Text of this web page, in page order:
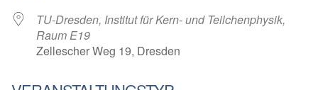
TU-Dresden, Institut für Kern- und Teilchenphysik,
Raum E19
Zellescher Weg 19, Dresden